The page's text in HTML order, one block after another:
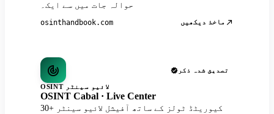
حوالہ جات میں سے ایک۔
osinthandbook.com ماخذ دیکھیں
تصدیق شدہ ذکر
OSINT لائیو سینٹر
OSINT Cabal · Live Center
30+ کیوریٹڈ ٹولز کے ساتھ آفیشل لائیو سینٹر